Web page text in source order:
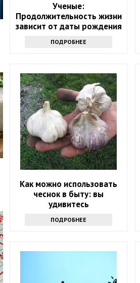
Ученые:
Продолжительность жизни
зависит от даты рождения
ПОДРОБНЕЕ
Как можно использовать
чеснок в быту: вы
удивитесь
ПОДРОБНЕЕ